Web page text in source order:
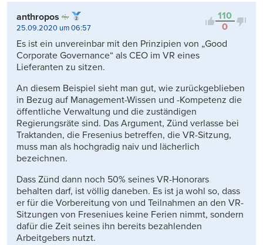
110
0
anthropos
25.09.2020 um 06:57
Es ist ein unvereinbar mit den Prinzipien von „Good
Corporate Governance“ als CEO im VR eines
Lieferanten zu sitzen.
An diesem Beispiel sieht man gut, wie zurückgeblieben
in Bezug auf Management-Wissen und -Kompetenz die
öffentliche Verwaltung und die zuständigen
Regierungsräte sind. Das Argument, Zünd verlasse bei
Traktanden, die Fresenius betreffen, die VR-Sitzung,
muss man als hochgradig naiv und lächerlich
bezeichnen.
Dass Zünd dann noch 50% seines VR-Honorars
behalten darf, ist völlig daneben. Es ist ja wohl so, dass
er für die Vorbereitung von und Teilnahmen an den VR-
Sitzungen von Freseniues keine Ferien nimmt, sondern
dafür die Zeit seines ihn bereits bezahlenden
Arbeitgebers nutzt.